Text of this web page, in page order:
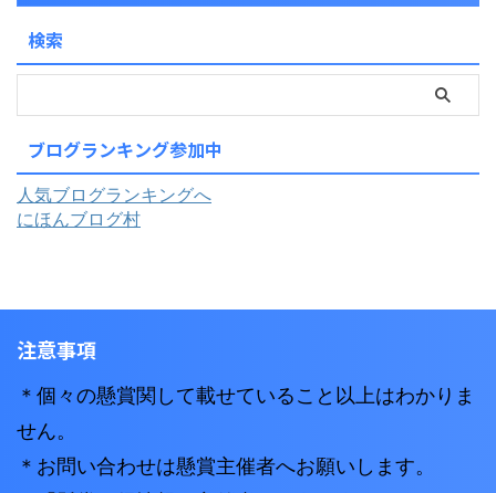
検索
ブログランキング参加中
人気ブログランキングへ
にほんブログ村
注意事項
＊個々の懸賞関して載せていること以上はわかりま
せん。
＊お問い合わせは懸賞主催者へお願いします。